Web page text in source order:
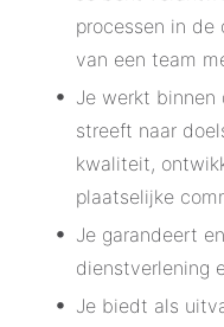
processen in de
van een team
Je werkt binnen
streeft naar
kwaliteit,
plaatselijke
Je garandeert
dienstverlening
Je biedt als